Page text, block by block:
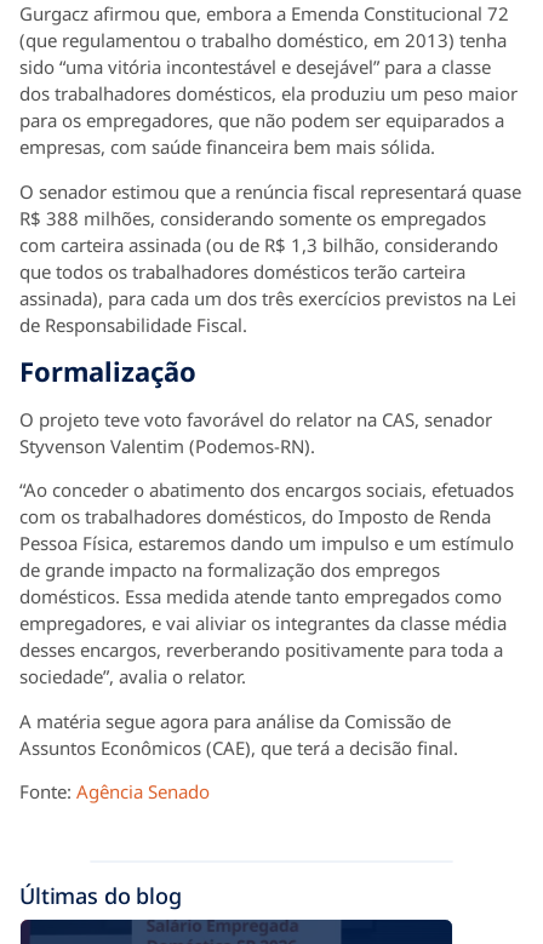
Gurgacz afirmou que, embora a Emenda Constitucional 72
(que regulamentou o trabalho doméstico, em 2013) tenha
sido “uma vitória incontestável e desejável” para a classe
dos trabalhadores domésticos, ela produziu um peso maior
para os empregadores, que não podem ser equiparados a
empresas, com saúde financeira bem mais sólida.
O senador estimou que a renúncia fiscal representará quase
R$ 388 milhões, considerando somente os empregados
com carteira assinada (ou de R$ 1,3 bilhão, considerando
que todos os trabalhadores domésticos terão carteira
assinada), para cada um dos três exercícios previstos na Lei
de Responsabilidade Fiscal.
Formalização
O projeto teve voto favorável do relator na CAS, senador
Styvenson Valentim (Podemos-RN).
“Ao conceder o abatimento dos encargos sociais, efetuados
com os trabalhadores domésticos, do Imposto de Renda
Pessoa Física, estaremos dando um impulso e um estímulo
de grande impacto na formalização dos empregos
domésticos. Essa medida atende tanto empregados como
empregadores, e vai aliviar os integrantes da classe média
desses encargos, reverberando positivamente para toda a
sociedade”, avalia o relator.
A matéria segue agora para análise da Comissão de
Assuntos Econômicos (CAE), que terá a decisão final.
Fonte: Agência Senado
Últimas do blog